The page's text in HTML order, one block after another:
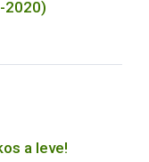
2020)
a leve!